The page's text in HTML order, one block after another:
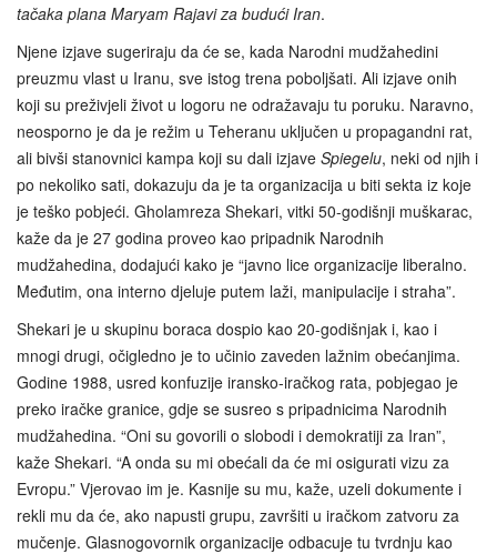
tačaka plana Maryam Rajavi za budući Iran.
Njene izjave sugeriraju da će se, kada Narodni mudžahedini
preuzmu vlast u Iranu, sve istog trena poboljšati. Ali izjave onih
koji su preživjeli život u logoru ne odražavaju tu poruku. Naravno,
neosporno je da je režim u Teheranu uključen u propagandni rat,
ali bivši stanovnici kampa koji su dali izjave Spiegelu, neki od njih i
po nekoliko sati, dokazuju da je ta organizacija u biti sekta iz koje
je teško pobjeći. Gholamreza Shekari, vitki 50-godišnji muškarac,
kaže da je 27 godina proveo kao pripadnik Narodnih
mudžahedina, dodajući kako je “javno lice organizacije liberalno.
Međutim, ona interno djeluje putem laži, manipulacije i straha”.
Shekari je u skupinu boraca dospio kao 20-godišnjak i, kao i
mnogi drugi, očigledno je to učinio zaveden lažnim obećanjima.
Godine 1988, usred konfuzije iransko-iračkog rata, pobjegao je
preko iračke granice, gdje se susreo s pripadnicima Narodnih
mudžahedina. “Oni su govorili o slobodi i demokratiji za Iran”,
kaže Shekari. “A onda su mi obećali da će mi osigurati vizu za
Evropu.” Vjerovao im je. Kasnije su mu, kaže, uzeli dokumente i
rekli mu da će, ako napusti grupu, završiti u iračkom zatvoru za
mučenje. Glasnogovornik organizacije odbacuje tu tvrdnju kao